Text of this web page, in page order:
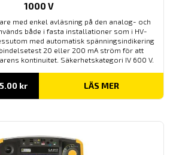
1000 V
med enkel avläsning på den analog- och
både i fasta installationer som i HV-
med automatisk spänningsindikering
20 eller 200 mA ström för att
kontinuitet. Säkerhetskategori IV 600 V.
krPrisintervall:
till
LÄS MER